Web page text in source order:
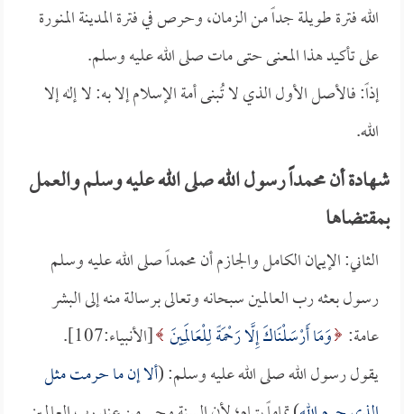
الله فترة طويلة جداً من الزمان، وحرص في فترة المدينة المنورة
على تأكيد هذا المعنى حتى مات صلى الله عليه وسلم.
إذاً: فالأصل الأول الذي لا تُبنى أمة الإسلام إلا به: لا إله إلا
الله.
شهادة أن محمداً رسول الله صلى الله عليه وسلم والعمل
بمقتضاها
الثاني: الإيمان الكامل والجازم أن محمداً صلى الله عليه وسلم
رسول بعثه رب العالمين سبحانه وتعالى برسالة منه إلى البشر
عامة: وَمَا أَرْسَلْنَاكَ إِلَّا رَحْمَةً لِلْعَالَمِينَ [الأنبياء:107].
يقول رسول الله صلى الله عليه وسلم: (ألا إن ما حرمت مثل